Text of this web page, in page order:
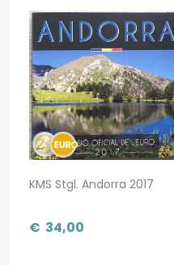
KMS Stgl. Andorra 2017
€ 34,00